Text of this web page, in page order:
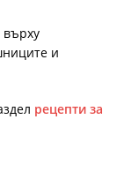
върху
и
рецепти за